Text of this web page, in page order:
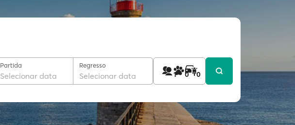
Partida
Selecionar data
Regresso
Selecionar data 1 0 0